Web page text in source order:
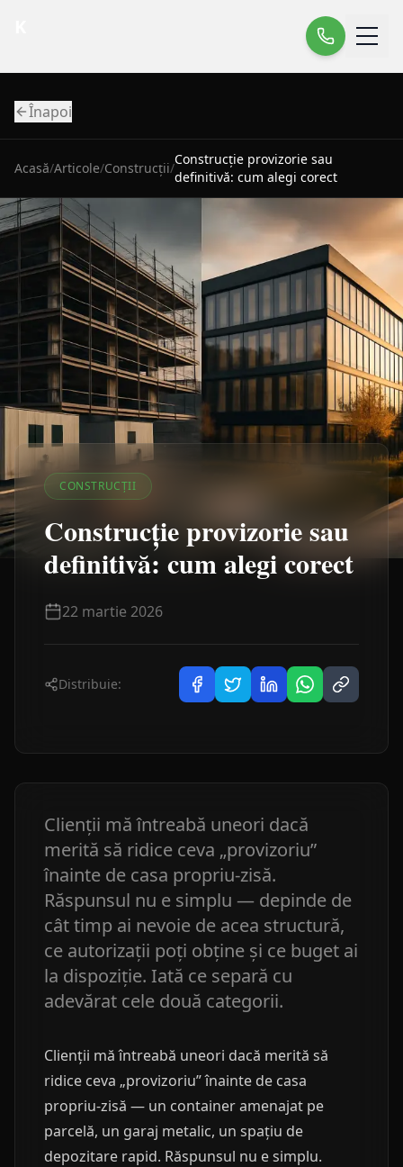
Înapoi
Acasă/Articole/Construcții/
Construcție provizorie sau
definitivă: cum alegi corect
CONSTRUCȚII
Construcție provizorie sau
definitivă: cum alegi corect
22 martie 2026
Distribuie:
Clienții mă întreabă uneori dacă
merită să ridice ceva „provizoriu”
înainte de casa propriu-zisă.
Răspunsul nu e simplu — depinde de
cât timp ai nevoie de acea structură,
ce autorizații poți obține și ce buget ai
la dispoziție. Iată ce separă cu
adevărat cele două categorii.
Clienții mă întreabă uneori dacă merită să
ridice ceva „provizoriu” înainte de casa
propriu-zisă — un container amenajat pe
parcelă, un garaj metalic, un spațiu de
depozitare rapid. Răspunsul nu e simplu.